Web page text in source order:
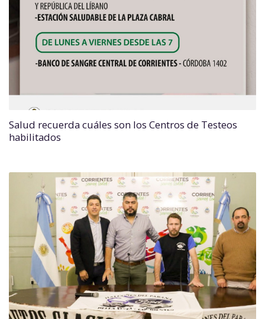
Salud recuerda cuáles son los Centros de Testeos
habilitados